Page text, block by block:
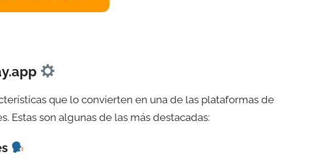
que lo convierten en una de las plataformas de
Estas son algunas de las más destacadas: